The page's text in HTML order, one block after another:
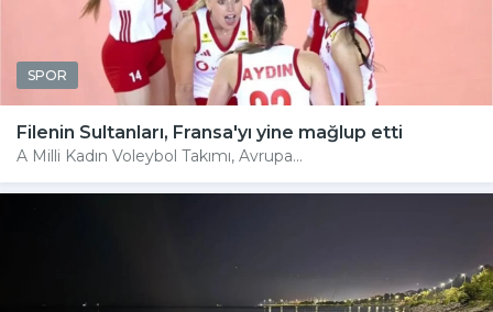
SPOR
Filenin Sultanları, Fransa'yı yine mağlup etti
A Milli Kadın Voleybol Takımı, Avrupa...